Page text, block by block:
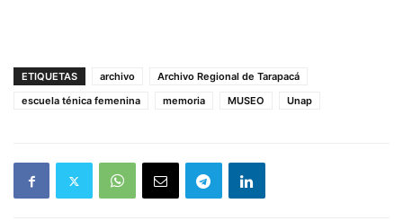
ETIQUETAS archivo
Archivo Regional de Tarapacá
escuela ténica femenina
memoria MUSEO Unap